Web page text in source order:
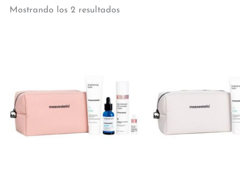
Mostrando los 2 resultados